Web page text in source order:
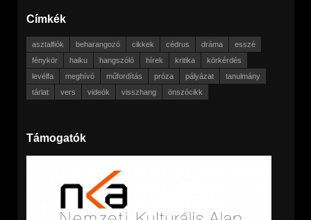
Címkék
asztalfiók beharangozó cikkek cédrus dráma
esszé
fénykör
haiku hangszóló hírek kritika
körkérdés
levélfa
meghívó műfordítás próza pályázat
tanulmány
tárlat
vers videók visszhang önszócikk
Támogatók